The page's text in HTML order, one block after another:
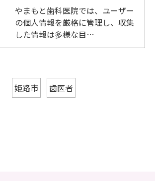
やまもと歯科医院では、ユーザー
の個人情報を厳格に管理し、収集
した情報は多様な目…
姫路市 歯医者